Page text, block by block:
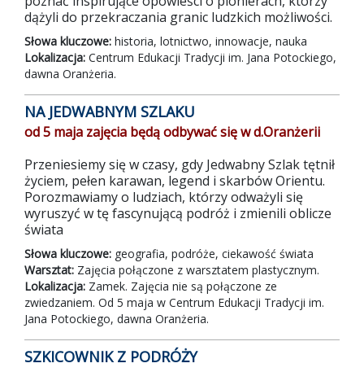
dążyli do przekraczania granic ludzkich możliwości.
Słowa kluczowe: historia, lotnictwo, innowacje, nauka
Lokalizacja: Centrum Edukacji Tradycji im. Jana Potockiego,
dawna Oranżeria.
NA JEDWABNYM SZLAKU
od 5 maja zajęcia będą odbywać się w d.Oranżerii
Przeniesiemy się w czasy, gdy Jedwabny Szlak tętnił
życiem, pełen karawan, legend i skarbów Orientu.
Porozmawiamy o ludziach, którzy odważyli się
wyruszyć w tę fascynującą podróż i zmienili oblicze
świata
Słowa kluczowe: geografia, podróże, ciekawość świata
Warsztat: Zajęcia połączone z warsztatem plastycznym.
Lokalizacja: Zamek. Zajęcia nie są połączone ze
zwiedzaniem. Od 5 maja w Centrum Edukacji Tradycji im.
Jana Potockiego, dawna Oranżeria.
SZKICOWNIK Z PODRÓŻY